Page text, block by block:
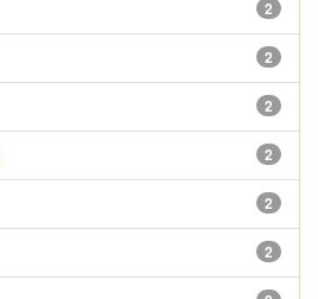
2
2
2
2
2
2